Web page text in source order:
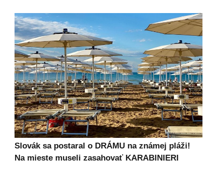
Slovák sa postaral o DRÁMU na známej pláži!
Na mieste museli zasahovať KARABINIERI